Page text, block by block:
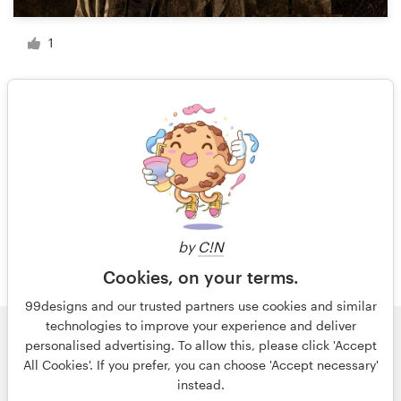
by C!N
Cookies, on your terms.
99designs and our trusted partners use cookies and similar
technologies to improve your experience and deliver
personalised advertising. To allow this, please click 'Accept
All Cookies'. If you prefer, you can choose 'Accept necessary'
instead.
1
1 de 10
© 99designs
por Vista
Termos e condições
Privacidade
Dados sobre a empresa